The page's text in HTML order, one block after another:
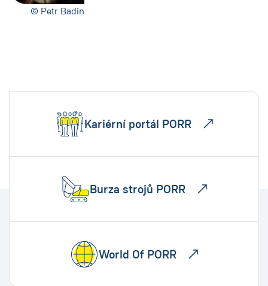
© Petr Badin
Kariérní portál PORR
Burza strojů PORR
World Of PORR